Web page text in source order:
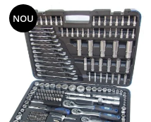
NOU